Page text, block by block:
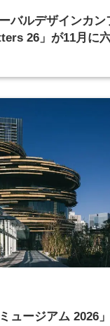
バルデザインカン
26」が11月に
ュージアム 2026